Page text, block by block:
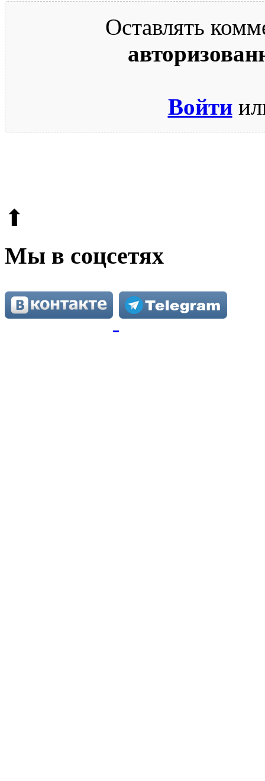
Оставлять
Войти
⬆
Мы в соцсетях